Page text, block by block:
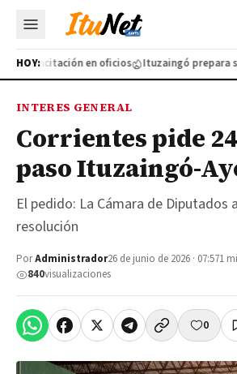
HOY:
capacitación en oficios Ituzaingó prepara su
INTERES GENERAL
Corrientes pide
paso Ituzaingó-
El pedido: La Cámara de Diputados
resolución
PorAdministrador26 de junio de 2026 · 07:571
840visualizaciones
0